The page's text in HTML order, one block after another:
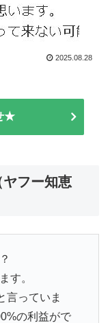
2025.08.28
★
フー知恵
す。
言っていま
の利益がで